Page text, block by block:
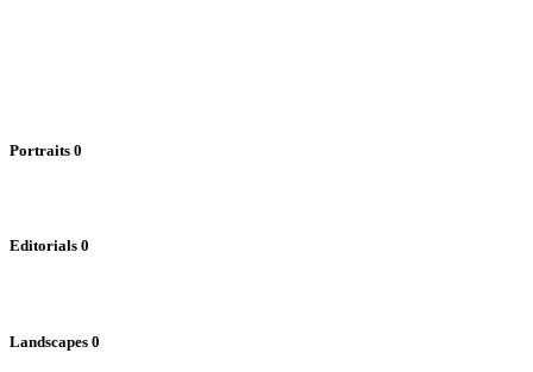
Portraits 0
Editorials 0
Landscapes 0